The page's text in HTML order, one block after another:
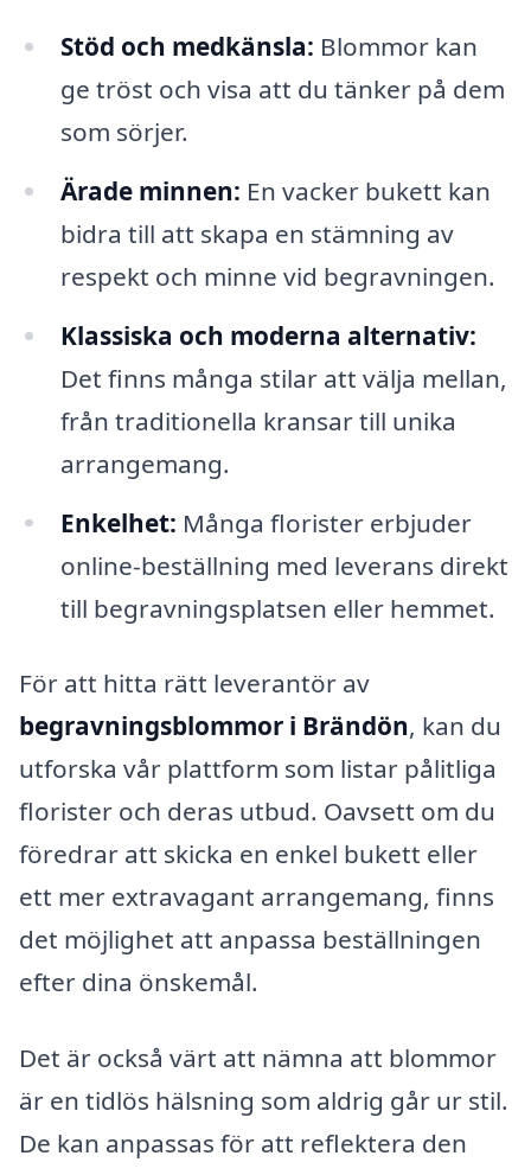
Stöd och medkänsla: Blommor kan
ge tröst och visa att du tänker på dem
som sörjer.
Ärade minnen: En vacker bukett kan
bidra till att skapa en stämning av
respekt och minne vid begravningen.
Klassiska och moderna alternativ:
Det finns många stilar att välja mellan,
från traditionella kransar till unika
arrangemang.
Enkelhet: Många florister erbjuder
online-beställning med leverans direkt
till begravningsplatsen eller hemmet.
För att hitta rätt leverantör av
begravningsblommor i Brändön, kan du
utforska vår plattform som listar pålitliga
florister och deras utbud. Oavsett om du
föredrar att skicka en enkel bukett eller
ett mer extravagant arrangemang, finns
det möjlighet att anpassa beställningen
efter dina önskemål.
Det är också värt att nämna att blommor
är en tidlös hälsning som aldrig går ur stil.
De kan anpassas för att reflektera den